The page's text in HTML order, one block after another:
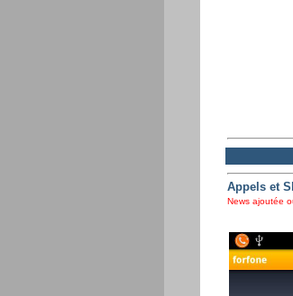
Appels et
News ajoutée